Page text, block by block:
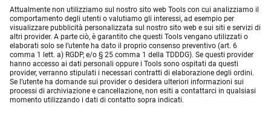
Attualmente non utilizziamo sul nostro sito web Tools con cui analizziamo il
comportamento degli utenti o valutiamo gli interessi, ad esempio per
visualizzare pubblicità personalizzata sul nostro sito web e sui siti e servizi di
altri provider. A parte ciò, è garantito che questi Tools vengano utilizzati o
elaborati solo se l’utente ha dato il proprio consenso preventivo (art. 6
comma 1 lett. a) RGDP, e/o § 25 comma 1 della TDDDG). Se questi provider
hanno accesso ai dati personali oppure i Tools sono ospitati da questi
provider, verranno stipulati i necessari contratti di elaborazione degli ordini.
Se l’utente ha domande sui provider o desidera ulteriori informazioni sui
processi di archiviazione e cancellazione, non esiti a contattarci in qualsiasi
momento utilizzando i dati di contatto sopra indicati.